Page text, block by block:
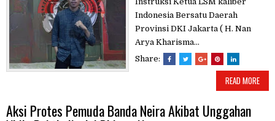
Indonesia Bersatu Daerah
Provinsi DKI Jakarta ( H. Nan
Arya Kharisma...
Share:
READ MORE
Aksi Protes Pemuda Banda Neira Akibat Unggahan